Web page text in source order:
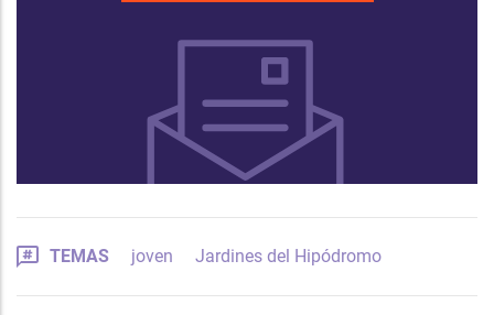
TEMAS joven Jardines del Hipódromo